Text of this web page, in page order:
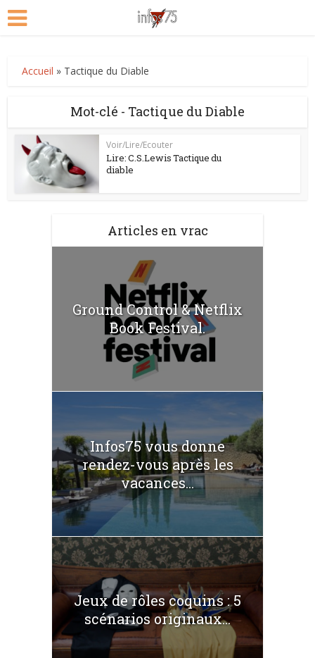
Accueil » Tactique du Diable
Mot-clé - Tactique du Diable
Voir/Lire/Ecouter
Lire: C.S.Lewis Tactique du
diable
Articles en vrac
Ground Control & Netflix
Book Festival.
Infos75 vous donne
rendez-vous après les
vacances...
Jeux de rôles coquins : 5
scénarios originaux...